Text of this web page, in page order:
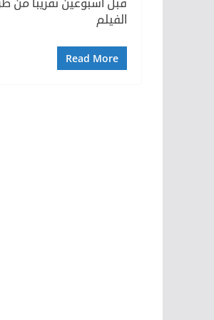
الفيلم
Read More